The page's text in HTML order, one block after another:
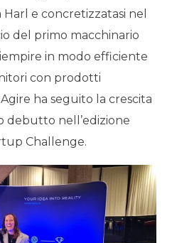
e concretizzatasi nel
del primo macchinario
in modo efficiente
con prodotti
ha seguito la crescita
debutto nell’edizione
Challenge.